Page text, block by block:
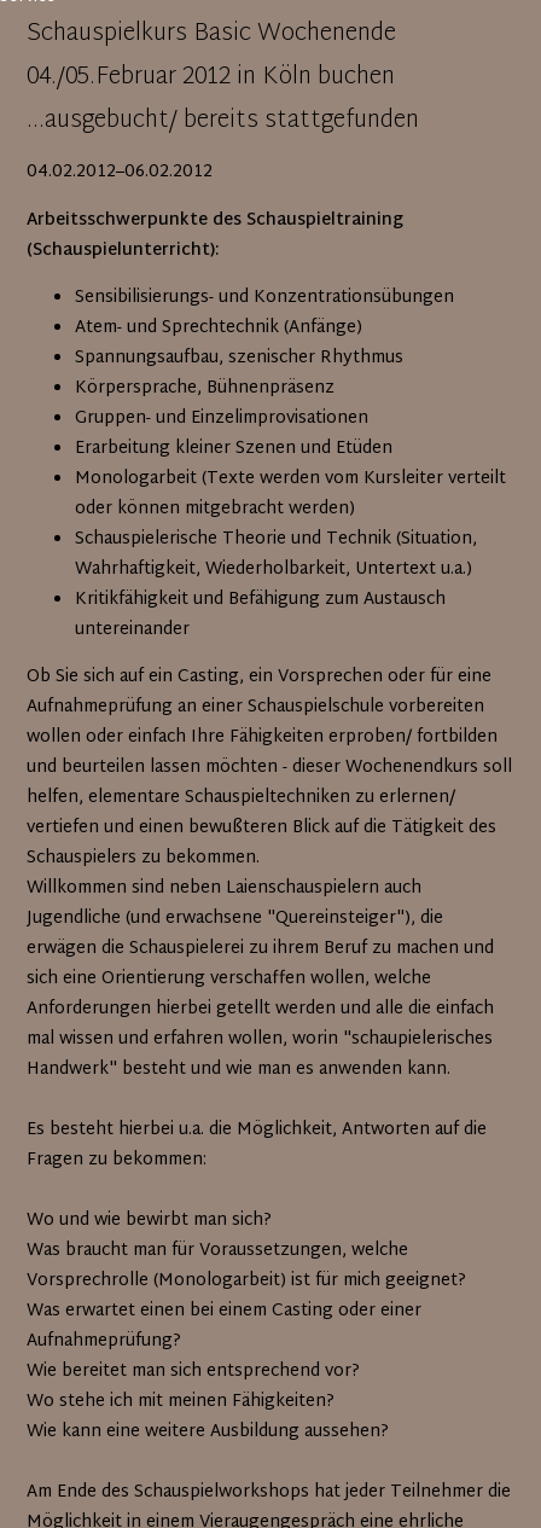
Schauspielkurs Basic Wochenende
04./05.Februar 2012 in Köln buchen
...ausgebucht/ bereits stattgefunden
04.02.2012–06.02.2012
Arbeitsschwerpunkte des Schauspieltraining
(Schauspielunterricht):
Sensibilisierungs- und Konzentrationsübungen
Atem- und Sprechtechnik (Anfänge)
Spannungsaufbau, szenischer Rhythmus
Körpersprache, Bühnenpräsenz
Gruppen- und Einzelimprovisationen
Erarbeitung kleiner Szenen und Etüden
Monologarbeit (Texte werden vom Kursleiter verteilt
oder können mitgebracht werden)
Schauspielerische Theorie und Technik (Situation,
Wahrhaftigkeit, Wiederholbarkeit, Untertext u.a.)
Kritikfähigkeit und Befähigung zum Austausch
untereinander
Ob Sie sich auf ein Casting, ein Vorsprechen oder für eine
Aufnahmeprüfung an einer Schauspielschule vorbereiten
wollen oder einfach Ihre Fähigkeiten erproben/ fortbilden
und beurteilen lassen möchten - dieser Wochenendkurs soll
helfen, elementare Schauspieltechniken zu erlernen/
vertiefen und einen bewußteren Blick auf die Tätigkeit des
Schauspielers zu bekommen.
Willkommen sind neben Laienschauspielern auch
Jugendliche (und erwachsene "Quereinsteiger"), die
erwägen die Schauspielerei zu ihrem Beruf zu machen und
sich eine Orientierung verschaffen wollen, welche
Anforderungen hierbei getellt werden und alle die einfach
mal wissen und erfahren wollen, worin "schaupielerisches
Handwerk" besteht und wie man es anwenden kann.
Es besteht hierbei u.a. die Möglichkeit, Antworten auf die
Fragen zu bekommen:
Wo und wie bewirbt man sich?
Was braucht man für Voraussetzungen, welche
Vorsprechrolle (Monologarbeit) ist für mich geeignet?
Was erwartet einen bei einem Casting oder einer
Aufnahmeprüfung?
Wie bereitet man sich entsprechend vor?
Wo stehe ich mit meinen Fähigkeiten?
Wie kann eine weitere Ausbildung aussehen?
Am Ende des Schauspielworkshops hat jeder Teilnehmer die